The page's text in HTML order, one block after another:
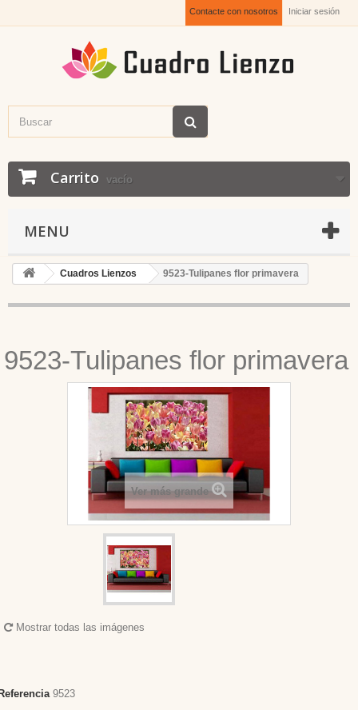
Iniciar sesión
Contacte con nosotros
Carrito vacío
MENU
Cuadros Lienzos 9523-Tulipanes flor primavera
9523-Tulipanes flor primavera
Ver más grande
Mostrar todas las imágenes
9523